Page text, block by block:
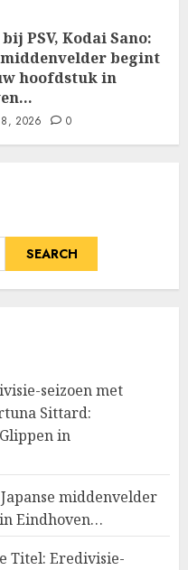
2026
PSV, Kodai Sano:
middenvelder begint
hoofdstuk in
2026 0
SEARCH
seizoen met
Sittard:
in
middenvelder
Eindhoven…
Titel: Eredivisie-